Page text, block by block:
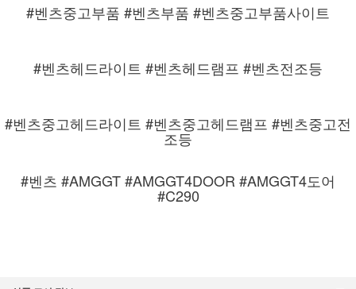
#벤츠중고부품 #벤츠부품 #벤츠중고부품사이트
#벤츠헤드라이트 #벤츠헤드램프 #벤츠전조등
#벤츠중고헤드라이트 #벤츠중고헤드램프 #벤츠중고전
조등
#벤츠 #AMGGT #AMGGT4DOOR #AMGGT4도어
#C290